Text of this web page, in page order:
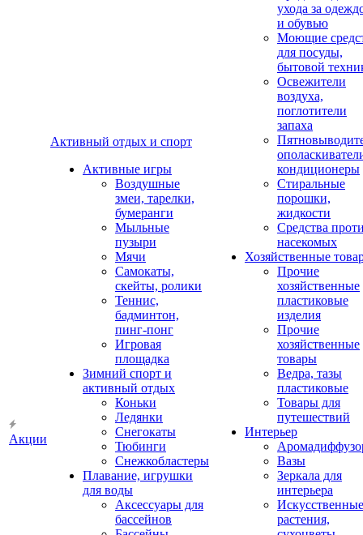
Акции
Активный отдых и спорт
Активные игры
Воздушные
змеи, тарелки,
бумеранги
Мыльные
пузыри
Мячи
Самокаты,
скейты, ролики
Теннис,
бадминтон,
пинг-понг
Игровая
площадка
Зимний спорт и
активный отдых
Коньки
Ледянки
Снегокаты
Тюбинги
Снежкобластеры
Плавание, игрушки
для воды
Аксессуары для
бассейнов
ухода за
и обувью
Моющие
для посуды,
бытовой
Освежители
воздуха,
поглотители
запаха
кондиционеры
Стиральные
порошки,
жидкости
Средства
насекомых
Хозяйственные
Прочие
хозяйственные
пластиковые
изделия
Прочие
хозяйственные
товары
Ведра, тазы
пластиковые
Товары для
путешествий
Интерьер
Вазы
Зеркала для
интерьера
Искусственные
растения,